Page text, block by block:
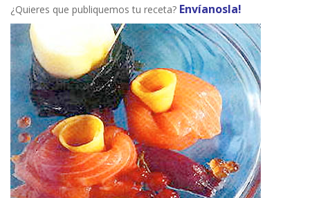
¿Quieres que publiquemos tu receta? Envíanosla!